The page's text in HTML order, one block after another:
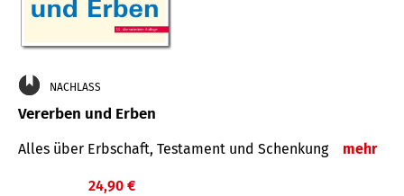
NACHLASS
Vererben und Erben
Alles über Erbschaft, Testament und Schenkung mehr
24,90 €